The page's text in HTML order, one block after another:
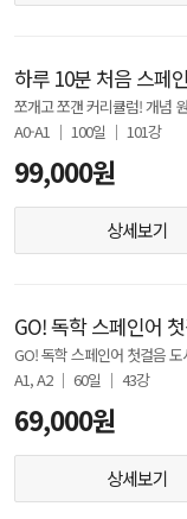
하루 10분 처음 스페
쪼개고 쪼갠 커리큘럼! 개념
A0-A1 │ 100일 │ 101강
99,000원
상세보기
GO! 독학 스페인어
GO! 독학 스페인어 첫걸음
A1, A2 │ 60일 │ 43강
69,000원
상세보기